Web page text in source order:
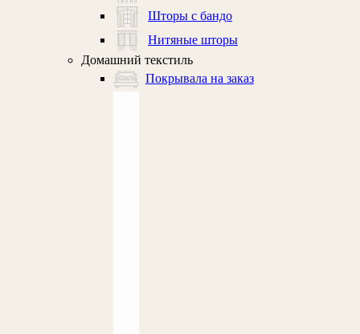
Шторы с бандо
Нитяные шторы
Домашний текстиль
Покрывала на заказ